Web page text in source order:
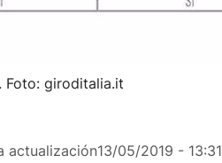
Foto: giroditalia.it
actualización13/05/2019 - 13:31